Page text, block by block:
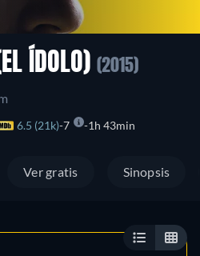
ÍDOLO) (2015)
6.5 (21k) 7 1h 43min
Ver gratis Sinopsis